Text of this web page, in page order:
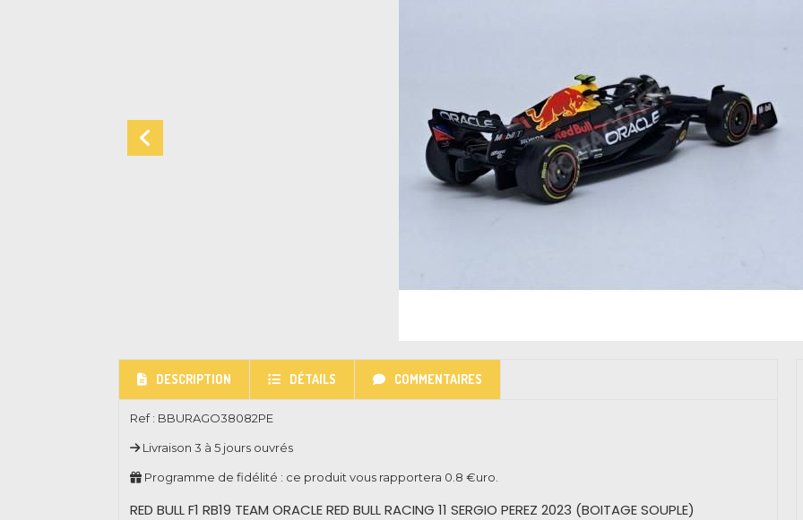
DESCRIPTION DÉTAILS COMMENTAIRES
Ref : BBURAGO38082PE
Livraison 3 à 5 jours ouvrés
Programme de fidélité : ce produit vous rapportera 0.8 €uro.
RED BULL F1 RB19 TEAM ORACLE RED BULL RACING 11 SERGIO PEREZ 2023 (BOITAGE SOUPLE)